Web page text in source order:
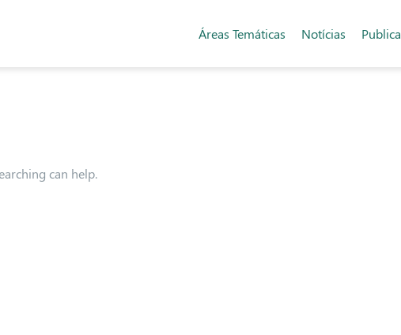
Áreas Temáticas Notícias
can help.